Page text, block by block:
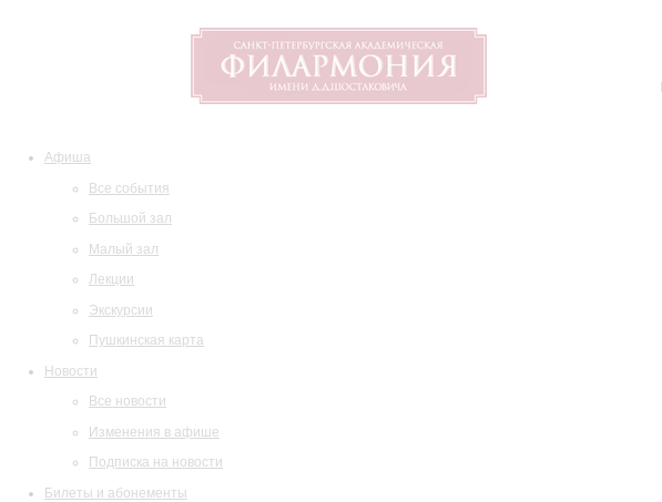
Афиша
Все события
Большой зал
Малый зал
Лекции
Экскурсии
Пушкинская карта
Новости
Все новости
Изменения в афише
Подписка на новости
Билеты и абонементы